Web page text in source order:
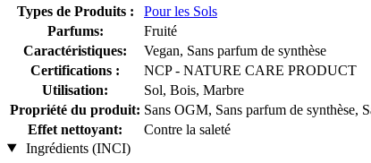
Types de Produits :
Pour les Sols
Parfums:
Fruité
Caractéristiques:
Vegan, Sans parfum de synthèse
Certifications :
NCP - NATURE CARE PRODUCT
Utilisation:
Sol, Bois, Marbre
Propriété du produit: Sans OGM, Sans parfum de synthèse,
Effet nettoyant:
Contre la saleté
Ingrédients (INCI)